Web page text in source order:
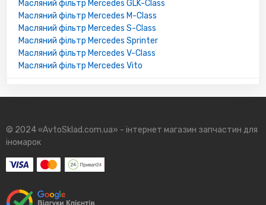
Масляний фільтр Mercedes GLK-Class
Масляний фільтр Mercedes M-Class
Масляний фільтр Mercedes S-Class
Масляний фільтр Mercedes Sprinter
Масляний фільтр Mercedes V-Class
Масляний фільтр Mercedes Vito
© 2024 «AvtoSklad.com.ua» - інтернет магазин запчастин для
іномарок